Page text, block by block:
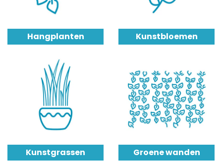
Hangplanten Kunstbloemen
Kunstgrassen Groene wanden